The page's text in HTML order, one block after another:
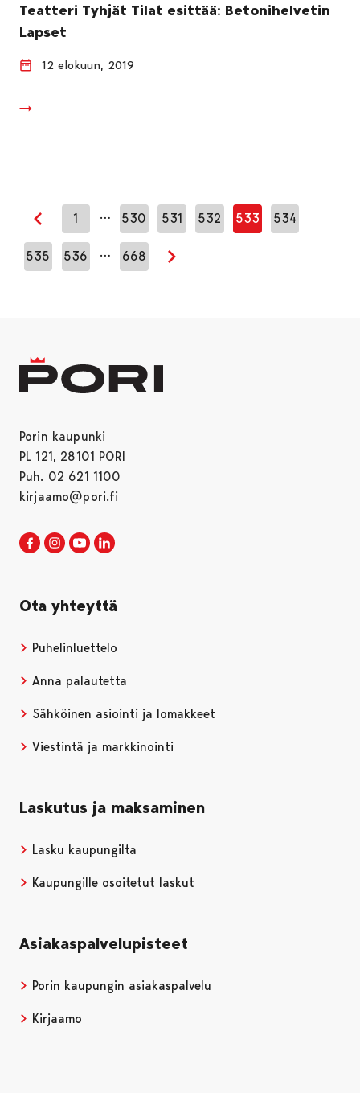
Teatteri Tyhjät Tilat esittää: Betonihelvetin
Lapset
12 elokuun, 2019
Edellinen sivu
1 … 530 531 532 533 534
535 536 … 668
Seuraava sivu
Porin kaupunki
PL 121, 28101 PORI
Puh. 02 621 1100
kirjaamo@pori.fi
Porin kaupunki Facebookissa
Avautuu uudessa välilehdessä
Porin kaupunki Instagramissa
Avautuu uudessa välilehdessä
Porin kaupunki Youtubessa
Avautuu uudessa välilehdessä
Ota yhteyttä
Puhelinluettelo
Anna palautetta
Sähköinen asiointi ja lomakkeet
Viestintä ja markkinointi
Laskutus ja maksaminen
Lasku kaupungilta
Kaupungille osoitetut laskut
Asiakaspalvelupisteet
Porin kaupungin asiakaspalvelu
Kirjaamo